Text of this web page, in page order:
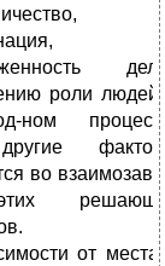
роли людей
ном
во взаимозав-
от места